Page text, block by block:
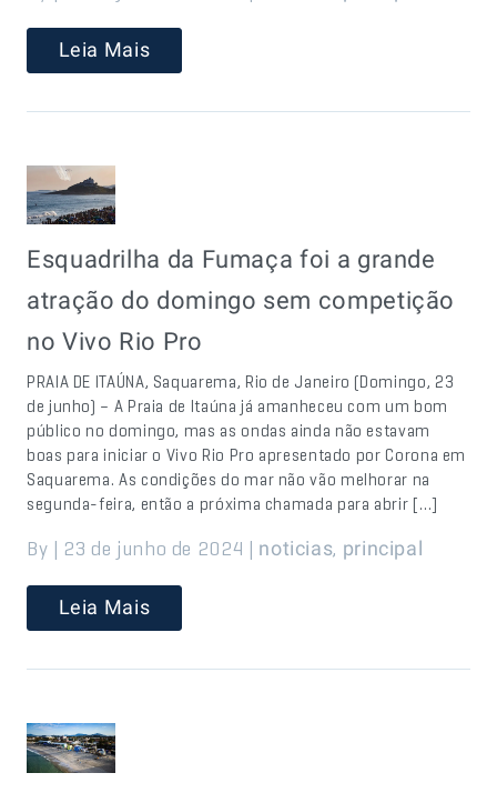
Leia Mais
Esquadrilha da Fumaça foi a grande
atração do domingo sem competição
no Vivo Rio Pro
PRAIA DE ITAÚNA, Saquarema, Rio de Janeiro (Domingo, 23
de junho) – A Praia de Itaúna já amanheceu com um bom
público no domingo, mas as ondas ainda não estavam
boas para iniciar o Vivo Rio Pro apresentado por Corona em
Saquarema. As condições do mar não vão melhorar na
segunda-feira, então a próxima chamada para abrir […]
By | 23 de junho de 2024 | noticias, principal
Leia Mais